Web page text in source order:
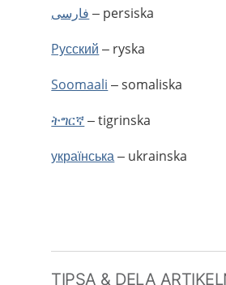
فارسى – persiska
Pусский – ryska
Soomaali – somaliska
ትግርኛ– tigrinska
українська– ukrainska
TIPSA & DELA